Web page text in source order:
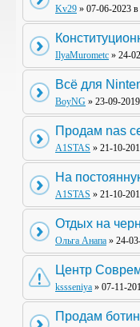
Kv29 » 07-06-2023
IlyaMurometc » 24-
Всё для
BoyNG » 23-09-
Продам nas
A1STAS » 21-10-
На
A1STAS » 21-10-
Отдых на
Ольга Анапа » 24-
Центр
kssseniya » 07-11-
Продам